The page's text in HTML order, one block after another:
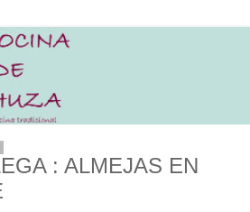
: ALMEJAS EN